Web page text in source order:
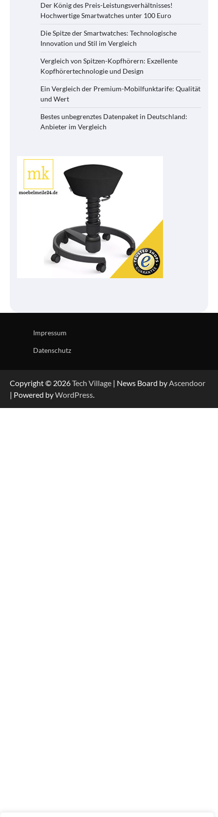
Der König des Preis-Leistungsverhältnisses!
Hochwertige Smartwatches unter 100 Euro
Die Spitze der Smartwatches: Technologische
Innovation und Stil im Vergleich
Vergleich von Spitzen-Kopfhörern: Exzellente
Kopfhörertechnologie und Design
Ein Vergleich der Premium-Mobilfunktarife: Qualität
und Wert
Bestes unbegrenztes Datenpaket in Deutschland:
Anbieter im Vergleich
Impressum
Datenschutz
Copyright © 2026Tech Village | News Board byAscendoor
| Powered byWordPress.